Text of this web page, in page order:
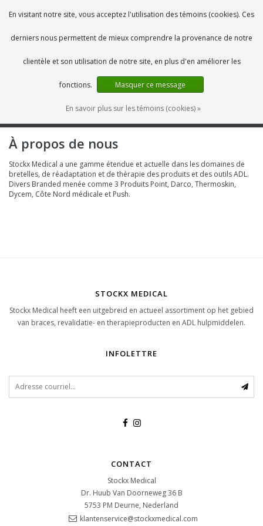
0 Articles
FR
À propos de nous
Stockx Medical a une gamme étendue et actuelle dans les domaines de
bretelles, de réadaptation et de thérapie des produits et des outils ADL.
Divers Branded menée comme 3 Produits Point, Darco, Thermoskin,
Dycem, Côte Nord médicale et Push.
STOCKX MEDICAL
Stockx Medical heeft een uitgebreid en actueel assortiment op het gebied
van braces, revalidatie- en therapieproducten en ADL hulpmiddelen.
INFOLETTRE
CONTACT
Stockx Medical
Dr. Huub Van Doorneweg 36 B
5753 PM Deurne, Nederland
klantenservice@stockxmedical.com
En visitant notre site, vous acceptez l'utilisation des témoins (cookies). Ces
derniers nous permettent de mieux comprendre la provenance de notre
clientèle et son utilisation de notre site, en plus d'en améliorer les
fonctions. Masquer ce message
En savoir plus sur les témoins (cookies) »